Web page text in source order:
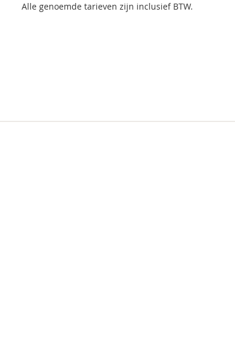
Alle genoemde tarieven zijn inclusief BTW.